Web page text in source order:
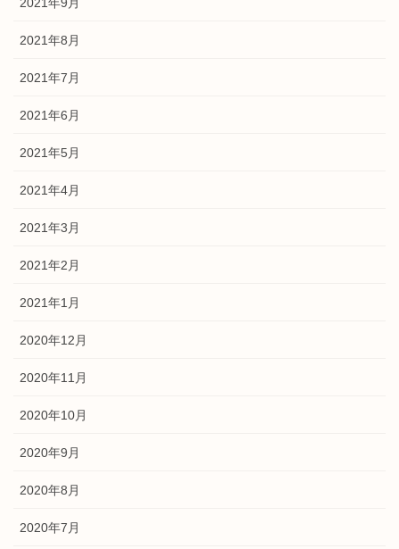
2021年8月
2021年7月
2021年6月
2021年5月
2021年4月
2021年3月
2021年2月
2021年1月
2020年12月
2020年11月
2020年10月
2020年9月
2020年8月
2020年7月